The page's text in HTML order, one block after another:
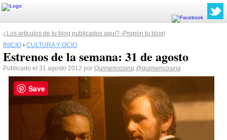
¿Los artículos de tu blog publicados aquí? ¡Propón tu blog!
INICIO › CULTURA Y OCIO
Estrenos de la semana: 31 de agosto
Publicado el 31 agosto 2012 por Quimericosinq @quimericosinq
Save